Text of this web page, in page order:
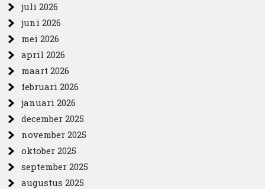
juli 2026
juni 2026
mei 2026
april 2026
maart 2026
februari 2026
januari 2026
december 2025
november 2025
oktober 2025
september 2025
augustus 2025